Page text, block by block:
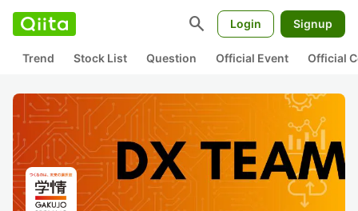
search Login Signup
Trend Stock List Question Official Event Official